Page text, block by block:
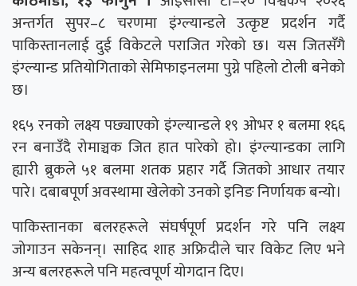
अन्तर्गत सुपर–८ चरणमा इंग्ल्यान्डले उत्कृष्ट प्रदर्शन गर्दै
पाकिस्तानलाई दुई विकेटले पराजित गरेको छ। यस जितसँगै
इंग्ल्यान्ड प्रतियोगिताको सेमिफाइनलमा पुग्ने पहिलो टोली बनेको
छ।
१६५ रनको लक्ष्य पछ्याएको इंग्ल्यान्डले १९ ओभर १ बलमा १६६
रन बनाउँदै रोमाञ्चक जित हात पारेको हो। इंग्ल्यान्डका लागि
ह्यारी ब्रुकले ५१ बलमा शतक प्रहार गर्दै जितको आधार तयार
पारे। दबाबपूर्ण अवस्थामा खेलेको उनको इनिङ निर्णायक बन्यो।
पाकिस्तानका बलरहरूले संघर्षपूर्ण प्रदर्शन गरे पनि लक्ष्य
जोगाउन सकेनन्। साहिद शाह अफ्रिदीले चार विकेट लिए भने
अन्य बलरहरूले पनि महत्वपूर्ण योगदान दिए।